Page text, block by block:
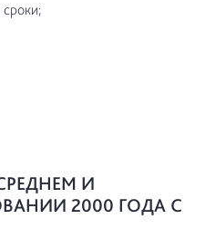
сроки;
И
2000 ГОДА С